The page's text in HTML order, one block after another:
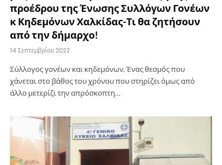
προέδρου της Ένωσης Συλλόγων Γονέων
κ Κηδεμόνων Χαλκίδας-Τι θα ζητήσουν
από την δήμαρχο!
14 Σεπτεμβρίου 2022
Σύλλογος γονέων και κηδεμόνων. Ένας θεσμός που
χάνεται στο βάθος του χρόνου που στηρίζει όμως από
άλλο μετερίζι την απρόσκοπτη…